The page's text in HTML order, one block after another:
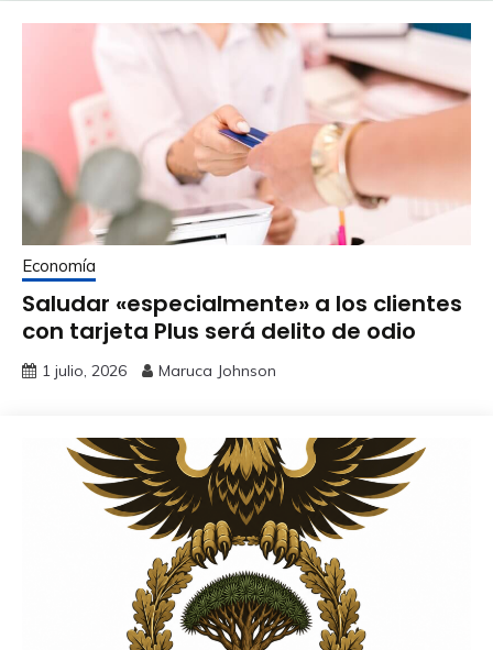
Economía
Saludar «especialmente» a los clientes
con tarjeta Plus será delito de odio
1 julio, 2026 Maruca Johnson